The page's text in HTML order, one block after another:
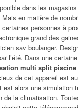
dans les
en matière de
personnes à
grand des
sav boulanger.
l’été. Dans une certaine
multi split piscine
de cet appareil est
est alors une simulation
de la climatisation.